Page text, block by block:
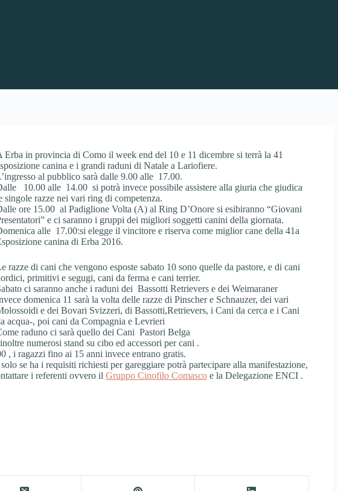
Erba in provincia di Como il week end del 10 e 11 dicembre si terrà la 41
canina e i grandi raduni di Natale a Lariofiere.
al pubblico sarà dalle 9.00 alle 17.00.
10.00 alle 14.00 si potrà invece possibile assistere alla giuria che giudica
singole razze nei vari ring di competenza.
ore 15.00 al Padiglione Volta (A) al Ring D’Onore si esibiranno “Giovani
e ci saranno i gruppi dei migliori soggetti canini della giornata.
alle 17.00:si elegge il vincitore e riserva come miglior cane della 41a
canina di Erba 2016.
razze di cani che vengono esposte sabato 10 sono quelle da pastore, e di cani
primitivi e segugi, cani da ferma e cani terrier.
ci saranno anche i raduni dei Bassotti Retrievers e dei Weimaraner
domenica 11 sarà la volta delle razze di Pinscher e Schnauzer, dei vari
e dei Bovari Svizzeri, di Bassotti,Retrievers, i Cani da cerca e i Cani
acqua-, poi cani da Compagnia e Levrieri
raduno ci sarà quello dei Cani Pastori Belga
numerosi stand su cibo ed accessori per cani .
, i ragazzi fino ai 15 anni invece entrano gratis.
se ha i requisiti richiesti per gareggiare potrà partecipare alla manifestazione,
i referenti ovvero il Gruppo Cinofilo Comasco e la Delegazione ENCI .